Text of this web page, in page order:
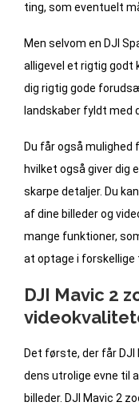
ting, som eventuelt
Men selvom en DJI
alligevel et rigtig godt
dig rigtig gode
landskaber fyldt med
Du får også mulighed
hvilket også giver dig
skarpe detaljer. Du
af dine billeder og
mange funktioner,
at optage i forskellige
DJI Mavic 2
Det første, der får DJI
dens utrolige evne til
billeder. DJI Mavic 2